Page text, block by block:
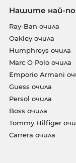
Нашите най-
Ray-Ban очила
Oakley очила
Humphreys очила
Marc O Polo очила
Emporio Armani
Guess очила
Persol очила
Boss очила
Tommy Hilfiger
Carrera очила